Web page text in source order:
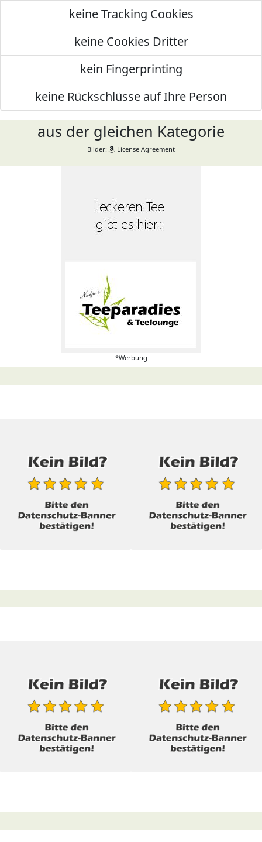
keine Tracking Cookies
keine Cookies Dritter
kein Fingerprinting
keine Rückschlüsse auf Ihre Person
aus der gleichen Kategorie
Bilder: License Agreement
*Werbung